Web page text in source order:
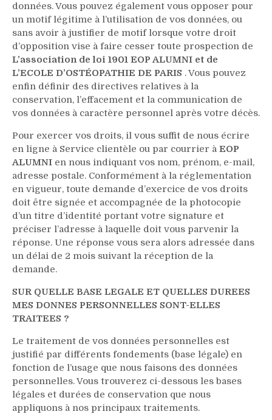
données. Vous pouvez également vous opposer pour
un motif légitime à l’utilisation de vos données, ou
sans avoir à justifier de motif lorsque votre droit
d’opposition vise à faire cesser toute prospection de
L’association de loi 1901 EOP ALUMNI et de
L’ECOLE D’OSTÉOPATHIE DE PARIS . Vous pouvez
enfin définir des directives relatives à la
conservation, l’effacement et la communication de
vos données à caractère personnel après votre décès.
Pour exercer vos droits, il vous suffit de nous écrire
en ligne à Service clientèle ou par courrier à EOP
ALUMNI en nous indiquant vos nom, prénom, e-mail,
adresse postale. Conformément à la réglementation
en vigueur, toute demande d’exercice de vos droits
doit être signée et accompagnée de la photocopie
d’un titre d’identité portant votre signature et
préciser l’adresse à laquelle doit vous parvenir la
réponse. Une réponse vous sera alors adressée dans
un délai de 2 mois suivant la réception de la
demande.
SUR QUELLE BASE LEGALE ET QUELLES DUREES
MES DONNES PERSONNELLES SONT-ELLES
TRAITEES ?
Le traitement de vos données personnelles est
justifié par différents fondements (base légale) en
fonction de l’usage que nous faisons des données
personnelles. Vous trouverez ci-dessous les bases
légales et durées de conservation que nous
appliquons à nos principaux traitements.